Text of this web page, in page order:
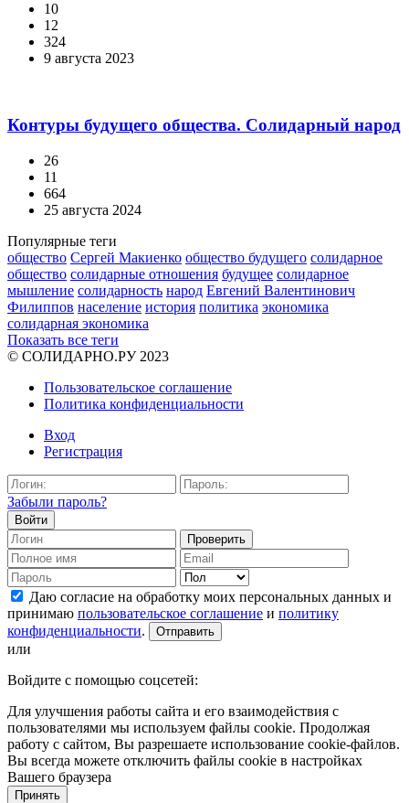
10
12
324
9 августа 2023
Контуры будущего общества. Солидарный народ
26
11
664
25 августа 2024
Популярные теги
общество Сергей Макиенко общество будущего солидарное
общество солидарные отношения будущее солидарное
мышление солидарность народ Евгений Валентинович
Филиппов население история политика экономика
солидарная экономика
Показать все теги
© СОЛИДАРНО.РУ 2023
Пользовательское соглашение
Политика конфиденциальности
Вход
Регистрация
Забыли пароль?
Войти
Проверить
Даю согласие на обработку моих персональных данных и
принимаю пользовательское cоглашение и политику
конфиденциальности. Отправить
или
Войдите с помощью соцсетей:
Для улучшения работы сайта и его взаимодействия с
пользователями мы используем файлы cookie. Продолжая
работу с сайтом, Вы разрешаете использование cookie-файлов.
Вы всегда можете отключить файлы cookie в настройках
Вашего браузера
Принять